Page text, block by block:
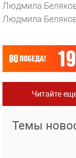
Людмила
Людмила
Читайте
Темы